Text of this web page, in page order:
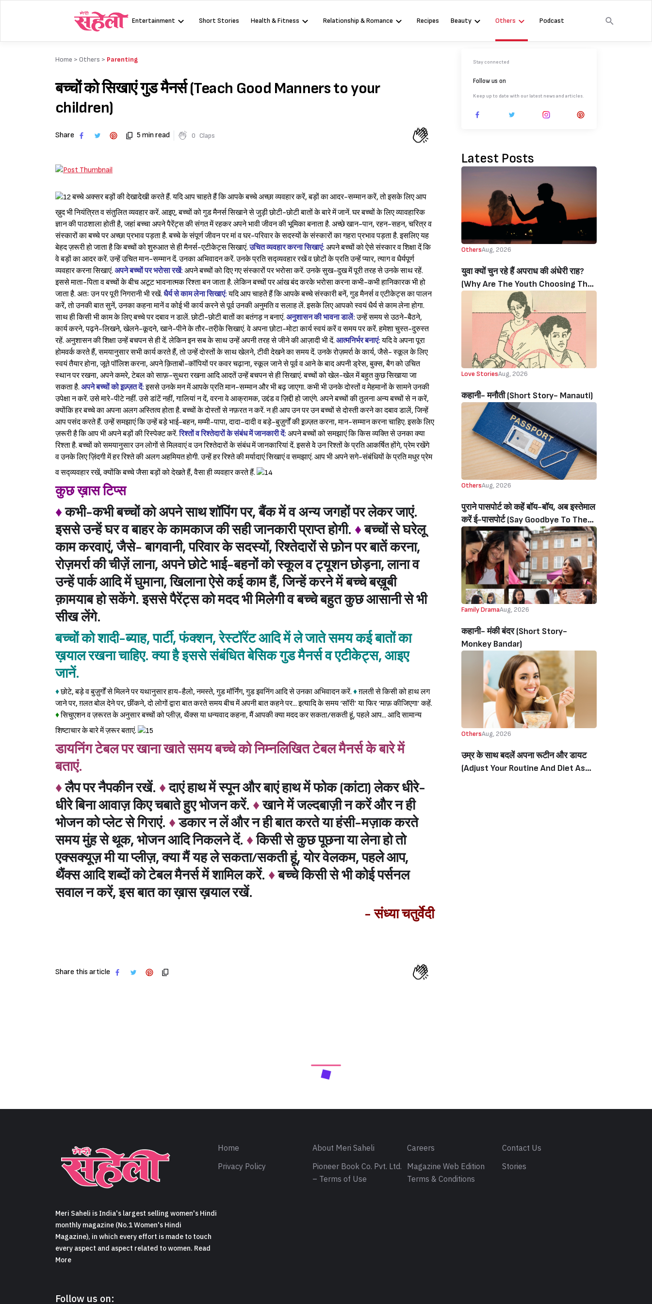
Sign in
Entertainment Short Stories Health & Fitness Relationship & Romance Recipes Beauty Others Podcast
Home > Others > Parenting
बच्चों को सिखाएं गुड मैनर्स (Teach Good Manners to your
children)
Share 5 min read 0 Claps
बच्चे अक्सर बड़ों की देखादेखी करते हैं. यदि आप चाहते हैं कि आपके बच्चे अच्छा व्यवहार करें, बड़ों का आदर-सम्मान करें, तो इसके लिए आप
ख़ुद भी नियंत्रित व संतुलित व्यवहार करें. आइए, बच्चों को गुड मैनर्स सिखाने से जुड़ी छोटी-छोटी बातों के बारे में जानें. घर बच्चों के लिए व्यावहारिक
ज्ञान की पाठशाला होती है, जहां बच्चा अपने पैरेंट्स की संगत में रहकर अपने भावी जीवन की भूमिका बनाता है. अच्छे खान-पान, रहन-सहन, चरित्र व
संस्कारों का बच्चे पर अच्छा प्रभाव पड़ता है. बच्चे के संपूर्ण जीवन पर मां व घर-परिवार के सदस्यों के संस्कारों का गहरा प्रभाव पड़ता है. इसलिए यह
बेहद ज़रूरी हो जाता है कि बच्चों को शुरुआत से ही मैनर्स-एटीकेट्स सिखाएं.उचित व्यवहार करना सिखाएं: अपने बच्चों को ऐसे संस्कार व शिक्षा दें कि
वे बड़ों का आदर करें. उन्हें उचित मान-सम्मान दें. उनका अभिवादन करें. उनके प्रति सद्व्यवहार रखें व छोटों के प्रति उन्हें प्यार, त्याग व धैर्यपूर्ण
व्यवहार करना सिखाएं. अपने बच्चों पर भरोसा रखें: अपने बच्चों को दिए गए संस्कारों पर भरोसा करें. उनके सुख-दुख में पूरी तरह से उनके साथ रहें.
इससे माता-पिता व बच्चों के बीच अटूट भावनात्मक रिश्ता बन जाता है. लेकिन बच्चों पर आंख बंद करके भरोसा करना कभी-कभी हानिकारक भी हो
जाता है. अतः उन पर पूरी निगरानी भी रखें. धैर्य से काम लेना सिखाएं:यदि आप चाहते हैं कि आपके बच्चे संस्कारी बनें, गुड मैनर्स व एटीकेट्स का पालन
करें, तो उनकी बात सुनें, उनका कहना मानें व कोई भी कार्य करने से पूर्व उनकी अनुमति व सलाह लें. इसके लिए आपको स्वयं धैर्य से काम लेना होगा.
साथ ही किसी भी काम के लिए बच्चे पर दबाव न डालें. छोटी-छोटी बातों का बतंगड़ न बनाएं. अनुशासन की भावना डालें:उन्हें समय से उठने-बैठने,
कार्य करने, पढ़ने-लिखने, खेलने-कूदने, खाने-पीने के तौर-तरी़के सिखाएं. वे अपना छोटा-मोटा कार्य स्वयं करें व समय पर करें. हमेशा चुस्त-दुरुस्त
रहें. अनुशासन की शिक्षा उन्हें बचपन से ही दें. लेकिन इन सब के साथ उन्हें अपनी तरह से जीने की आज़ादी भी दें. आत्मनिर्भर बनाएं:यदि वे अपना पूरा
होमवर्क करते हैं, समयानुसार सभी कार्य करते हैं, तो उन्हें दोस्तों के साथ खेलने, टीवी देखने का समय दें. उनके रोज़मर्रा के कार्य, जैसे- स्कूल के लिए
स्वयं तैयार होना, जूते पॉलिश करना, अपने क़िताबों-कॉपियों पर कवर चढ़ाना, स्कूल जाने से पूर्व व आने के बाद अपनी ड्रेस, बुक्स, बैग को उचित
स्थान पर रखना, अपने कमरे, टेबल को साफ़-सुथरा रखना आदि आदतें उन्हें बचपन से ही सिखाएं. बच्चों को खेल-खेल में बहुत कुछ सिखाया जा
सकता है. अपने बच्चों को इ़ज़्ज़त दें:इससे उनके मन में आपके प्रति मान-सम्मान और भी बढ़ जाएगा. कभी भी उनके दोस्तों व मेहमानों के सामने उनकी
उपेक्षा न करें. उसे मारे-पीटे नहीं. उसे डांटें नहीं, गालियां न दें, वरना वे आक्रामक, उद्दंड व ज़िद्दी हो जाएंगे. अपने बच्चों की तुलना अन्य बच्चों से न करें,
क्योंकि हर बच्चे का अपना अलग अस्तित्व होता है. बच्चों के दोस्तों से नफ़रत न करें. न ही आप उन पर उन बच्चों से दोस्ती करने का दबाव डालें, जिन्हें
आप पसंद करते हैं. उन्हें समझाएं कि उन्हें बड़े भाई-बहन, मम्मी-पापा, दादा-दादी व बड़े-बुज़ुर्गों की इ़ज़्ज़त करना, मान-सम्मान करना चाहिए. इसके लिए
ज़रूरी है कि आप भी अपने बड़ों की रिस्पेक्ट करें.रिश्तों व रिश्तेदारों के संबंध में जानकारी दें: अपने बच्चों को समझाएं कि किस व्यक्ति से उनका क्या
रिश्ता है. बच्चों को समयानुसार उन लोगों से मिलवाएं व उन रिश्तेदारों के संबंध में जानकारियां दें. इससे वेे उन रिश्तों के प्रति आकर्षित होंगे, प्रेम रखेंगे
व उनके लिए ज़िंदगी में हर रिश्ते की अलग अहमियत होगी. उन्हें हर रिश्ते की मर्यादाएं सिखाएं व समझाएं. आप भी अपने सगे-संबंधियों के प्रति मधुर प्रेम
व सद्व्यवहार रखें, क्योंकि बच्चे जैसा बड़ों को देखते हैं, वैसा ही व्यवहार करते हैं.
कुछ ख़ास टिप्स
♦कभी-कभी बच्चों को अपने साथ शॉपिंग पर, बैंक में व अन्य जगहों पर लेकर जाएं.
इससे उन्हें घर व बाहर के कामकाज की सही जानकारी प्राप्त होगी. ♦बच्चों से घरेलू
काम करवाएं, जैसे- बागवानी, परिवार के सदस्यों, रिश्तेदारों से फ़ोन पर बातें करना,
रोज़मर्रा की चीज़ें लाना, अपने छोटे भाई-बहनों को स्कूल व ट्यूशन छोड़ना, लाना व
उन्हें पार्क आदि में घुमाना, खिलाना ऐसे कई काम हैं, जिन्हें करने में बच्चे बख़ूबी
क़ामयाब हो सकेंगे. इससे पैरेंट्स को मदद भी मिलेगी व बच्चे बहुत कुछ आसानी से भी
सीख लेंगे.
बच्चों को शादी-ब्याह, पार्टी, फंक्शन, रेस्टॉरेंट आदि में ले जाते समय कई बातों का
ख़याल रखना चाहिए. क्या है इससे संबंधित बेसिक गुड मैनर्स व एटीकेट्स, आइए
जानें.
♦छोटे, बड़े व बुज़ुर्गों से मिलने पर यथानुसार हाय-हैलो, नमस्ते, गुड मॉर्निंग, गुड इवनिंग आदि से उनका अभिवादन करें. ♦ग़लती से किसी को हाथ लग
जाने पर, ग़लत बोल देने पर, छींकने, दो लोगों द्वारा बात करते समय बीच में अपनी बात कहने पर... इत्यादि के समय ‘सॉरी’ या फिर ‘माफ़ कीजिएगा’ कहें.
♦सिचुएशन व ज़रूरत के अनुसार बच्चों को प्लीज़, थैंक्स या धन्यवाद कहना, मैं आपकी क्या मदद कर सकता/सकती हूं, पहले आप... आदि सामान्य
शिष्टाचार के बारे में ज़रूर बताएं.
डायनिंग टेबल पर खाना खाते समय बच्चे को निम्नलिखित टेबल मैनर्स के बारे में
बताएं.
♦लैप पर नैपकीन रखें. ♦दाएं हाथ में स्पून और बाएं हाथ में फोक (कांटा) लेकर धीरे-
धीरे बिना आवाज़ किए चबाते हुए भोजन करें. ♦खाने में जल्दबाज़ी न करें और न ही
भोजन को प्लेट से गिराएं. ♦डकार न लें और न ही बात करते या हंसी-मज़ाक करते
समय मुंह से थूक, भोजन आदि निकलने दें. ♦किसी से कुछ पूछना या लेना हो तो
एक्सक्यूज़ मी या प्लीज़, क्या मैं यह ले सकता/सकती हूं, योर वेलकम, पहले आप,
थैंक्स आदि शब्दों को टेबल मैनर्स में शामिल करें. ♦बच्चे किसी से भी कोई पर्सनल
सवाल न करें, इस बात का ख़ास ख़याल रखें.
- संध्या चतुर्वेदी
Share this article
Stay connected
Follow us on
Keep up to date with our latest news and articles.
Latest Posts
OthersAug, 2026
युवा क्यों चुन रहे हैं अपराध की अंधेरी राह?
(Why Are The Youth Choosing The
Dark Path Of Crime?)
Love StoriesAug, 2026
कहानी- मनौती (Short Story- Manauti)
OthersAug, 2026
पुराने पासपोर्ट को कहें बॉय-बॉय, अब इस्तेमाल
करें ई-पासपोर्ट (Say Goodbye To The
Old Passport, Now Use The E-
Passport)
Family DramaAug, 2026
कहानी- मंकी बंदर‌ (Short Story-
Monkey Bandar)
OthersAug, 2026
उम्र के साथ बदलें अपना रूटीन और डायट
(Adjust Your Routine And Diet As
Meri Saheli is India's largest selling women's Hindi
monthly magazine (No.1 Women's Hindi
Magazine), in which every effort is made to touch
every aspect and aspect related to women. Read
More
Follow us on:
Home About Meri Saheli Careers
Contact Us
Privacy Policy
Pioneer Book Co. Pvt. Ltd.
– Terms of Use
Magazine Web Edition
Terms & Conditions
Stories